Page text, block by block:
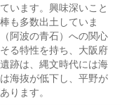
います。興味深いこと
も多数出土していま
阿波の青石）への関心
る特性を持ち、大阪府
跡は、縄文時代には海
海抜が低下し、平野が
ります。